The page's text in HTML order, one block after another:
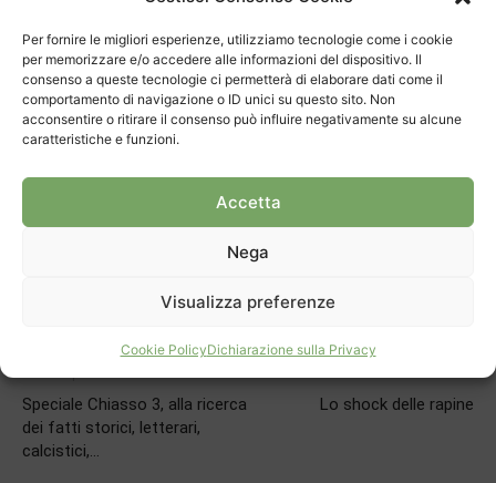
Per fornire le migliori esperienze, utilizziamo tecnologie come i cookie
per memorizzare e/o accedere alle informazioni del dispositivo. Il
consenso a queste tecnologie ci permetterà di elaborare dati come il
comportamento di navigazione o ID unici su questo sito. Non
acconsentire o ritirare il consenso può influire negativamente su alcune
caratteristiche e funzioni.
Accetta
Nega
Visualizza preferenze
Cookie PolicyDichiarazione sulla Privacy
TAGS Chiesa di San Sisinio Organo
Speciale Chiasso 3, alla ricerca
dei fatti storici, letterari,
calcistici,…
Lo shock delle rapine